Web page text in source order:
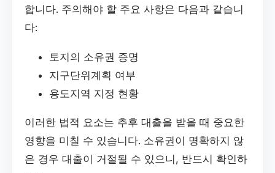
합니다. 주의해야 할 주요 사항은 다음과 같습니
다:
토지의 소유권 증명
지구단위계획 여부
용도지역 지정 현황
이러한 법적 요소는 추후 대출을 받을 때 중요한
영향을 미칠 수 있습니다. 소유권이 명확하지 않
은 경우 대출이 거절될 수 있으니, 반드시 확인하